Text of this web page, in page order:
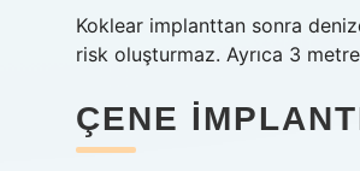
Koklear implanttan sonra
risk oluşturmaz. Ayrıca 3
ÇENE